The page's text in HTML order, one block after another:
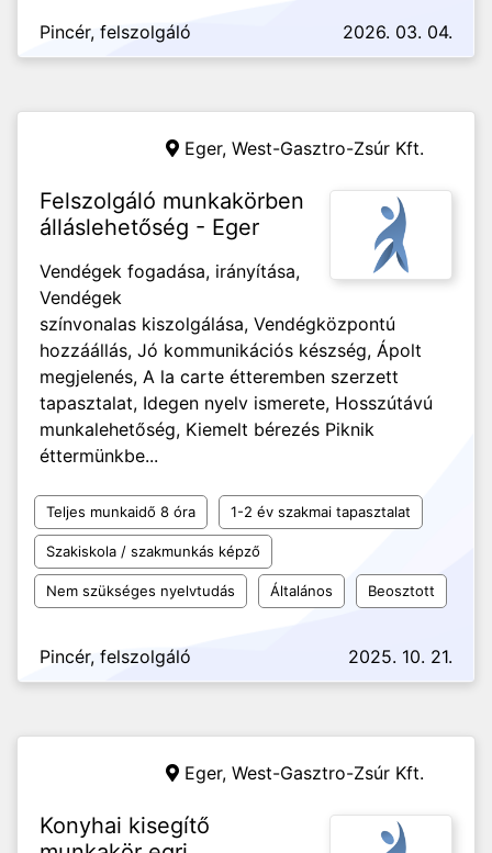
Pincér, felszolgáló 2026. 03. 04.
Eger, West-Gasztro-Zsúr Kft.
Felszolgáló munkakörben
álláslehetőség - Eger
Vendégek fogadása, irányítása,
Vendégek
színvonalas kiszolgálása, Vendégközpontú
hozzáállás, Jó kommunikációs készség, Ápolt
megjelenés, A la carte étteremben szerzett
tapasztalat, Idegen nyelv ismerete, Hosszútávú
munkalehetőség, Kiemelt bérezés Piknik
éttermünkbe...
Teljes munkaidő 8 óra 1-2 év szakmai tapasztalat
Szakiskola / szakmunkás képző
Nem szükséges nyelvtudás Általános Beosztott
Pincér, felszolgáló 2025. 10. 21.
Eger, West-Gasztro-Zsúr Kft.
Konyhai kisegítő